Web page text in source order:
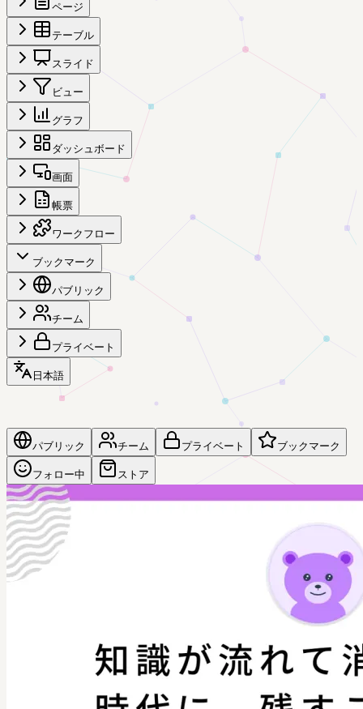
ページ
テーブル
スライド
ビュー
グラフ
ダッシュボード
画面
帳票
ワークフロー
ブックマーク
パブリック
チーム
プライベート
日本語
パブリック チーム プライベート ブックマーク
フォロー中 ストア